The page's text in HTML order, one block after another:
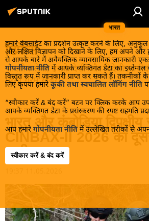
भारत
हमारे वेबसाईट का प्रदर्शन उत्कृष्ट करने के लिए, अनुकूल
और लक्षित विज्ञापन को दिखाने के लिए, हम अपने और
से आपके बारे में अवैयक्तिक व्यावसायिक जानकारी
गोपनीयता नीति में आपके व्यक्तिगत डेटा का इस्तेमाल
विस्तृत रूप में जानकारी प्राप्त कर सकते हैं। तकनीकों के
लिए कृपया हमारे कूकी तथा स्वचालित लॉगिंग नीति
“स्वीकार करें & बंद करें” बटन पर क्लिक करके आप
आपके व्यक्तिगत डेटा के प्रसंस्करण की स्पष्ट सहमति
आप हमारे गोपनीयता नीति में उल्लेखित तरीकों से
स्वीकार करें & बंद करें
डिफेंस
भारतीय सेना, इसके देशी और विदेशी भागीदारों
गरमा गरम खबरें।
भारत और कंबोडिया
CINBAX-II 2026 का
जारी